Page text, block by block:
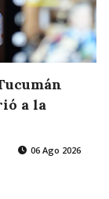
a la
06 Ago 2026